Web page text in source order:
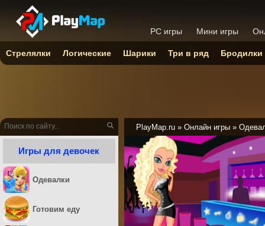
PlayMap.ru » Онлайн игры »
Игры для девочек
Одевалки
Готовим еду
PC игры Мини игры
Стрелялки Логические Шарики Три в ряд Бродилки